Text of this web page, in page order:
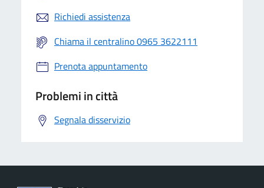
Richiedi assistenza
Chiama il centralino 0965 3622111
Prenota appuntamento
Problemi in città
Segnala disservizio